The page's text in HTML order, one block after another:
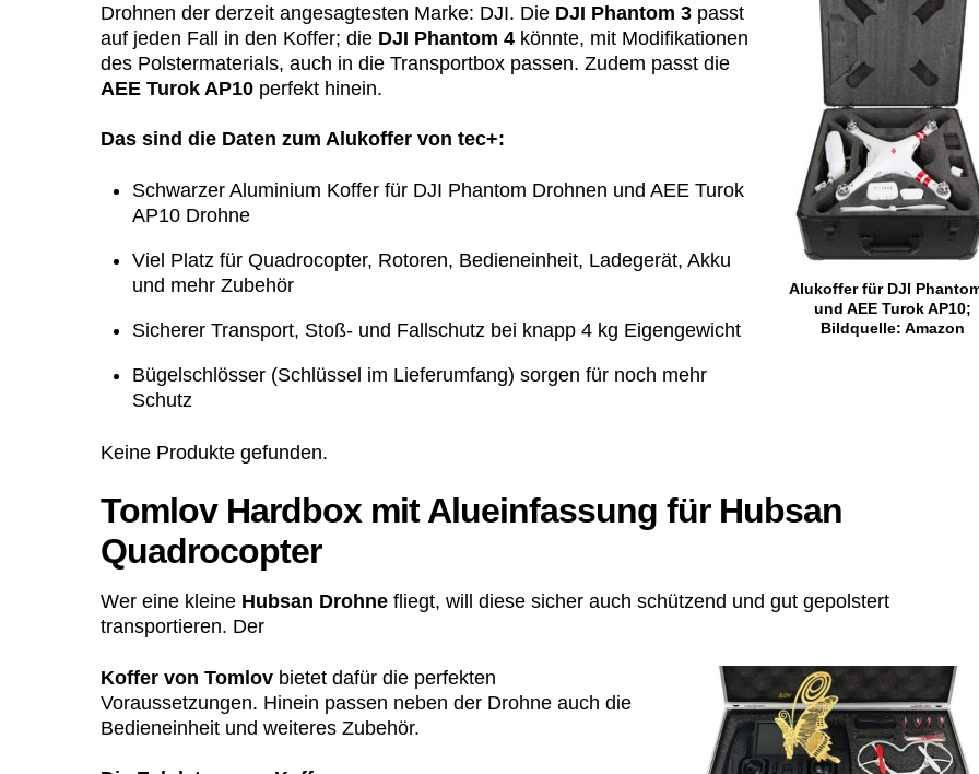
Alukoffer für DJI
und AEE Turok AP10;
Bildquelle: Amazon
Drohnen der derzeit angesagtesten Marke: DJI. Die DJI Phantom 3 passt
auf jeden Fall in den Koffer; die DJI Phantom 4 könnte, mit Modifikationen
des Polstermaterials, auch in die Transportbox passen. Zudem passt die
AEE Turok AP10 perfekt hinein.
Das sind die Daten zum Alukoffer von tec+:
Schwarzer Aluminium Koffer für DJI Phantom Drohnen und AEE Turok
AP10 Drohne
Viel Platz für Quadrocopter, Rotoren, Bedieneinheit, Ladegerät, Akku
und mehr Zubehör
Sicherer Transport, Stoß- und Fallschutz bei knapp 4 kg Eigengewicht
Bügelschlösser (Schlüssel im Lieferumfang) sorgen für noch mehr
Schutz
Keine Produkte gefunden.
Tomlov Hardbox mit Alueinfassung für Hubsan
Quadrocopter
Wer eine kleine Hubsan Drohne fliegt, will diese sicher auch schützend und gut gepolstert
transportieren. Der
Koffer von Tomlov bietet dafür die perfekten
Voraussetzungen. Hinein passen neben der Drohne auch die
Bedieneinheit und weiteres Zubehör.